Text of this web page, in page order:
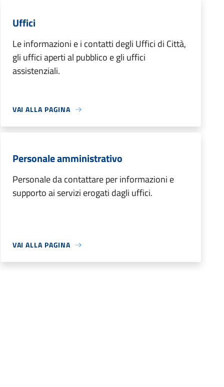
Uffici
Le informazioni e i contatti degli Uffici di Città,
gli uffici aperti al pubblico e gli uffici
assistenziali.
VAI ALLA PAGINA
Personale amministrativo
Personale da contattare per informazioni e
supporto ai servizi erogati dagli uffici.
VAI ALLA PAGINA